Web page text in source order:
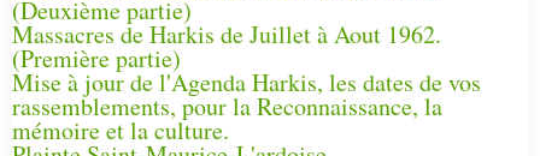
(Deuxième partie)
Massacres de Harkis de Juillet à Aout 1962.
(Première partie)
Mise à jour de l'Agenda Harkis, les dates de vos
rassemblements, pour la Reconnaissance, la
mémoire et la culture.